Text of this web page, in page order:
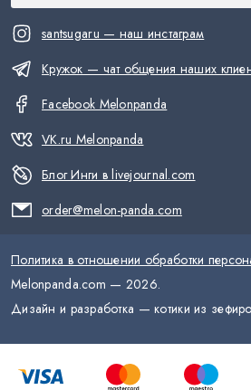
santsugaru — наш инстаграм
Кружок — чат общения наших
Facebook Melonpanda
VK.ru Melonpanda
Блог Инги в livejournal.com
order@melon-panda.com
Политика в отношении обработки
Melonpanda.com — 2026.
Дизайн и разработка — котики из